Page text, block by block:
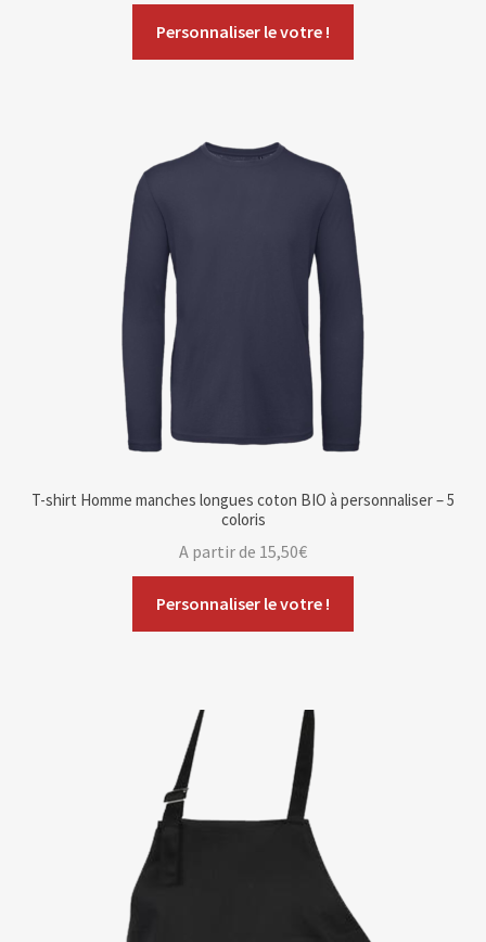
Personnaliser le votre !
T-shirt Homme manches longues coton BIO à personnaliser – 5
coloris
Personnaliser le votre !
A partir de 15,50€